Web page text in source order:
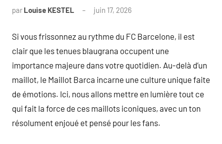
par Louise KESTEL juin 17, 2026
Si vous frissonnez au rythme du FC Barcelone, il est
clair que les tenues blaugrana occupent une
importance majeure dans votre quotidien. Au-delà d’un
maillot, le Maillot Barca incarne une culture unique faite
de émotions. Ici, nous allons mettre en lumière tout ce
qui fait la force de ces maillots iconiques, avec un ton
résolument enjoué et pensé pour les fans.